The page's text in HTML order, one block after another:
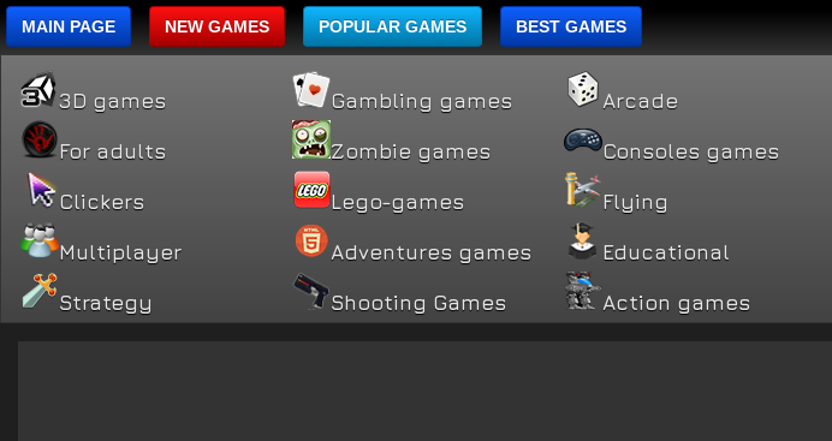
MAIN PAGE NEW GAMES POPULAR GAMES BEST GAMES
3D games Gambling games Arcade
For adults Zombie games Consoles games
Clickers Lego-games Flying
Multiplayer Adventures games Educational
Strategy Shooting Games Action games